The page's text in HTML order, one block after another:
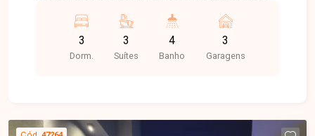
alto padrão, proporcionando segurança, conforto
e qualidade de vida. Casa em condomínio com
aproximadamente 408m² de área construída. No
varanda gourmet, piscina aquecida, lavanderia e
3
Dorm.
3
Suítes
4
Banho
3
Garagens